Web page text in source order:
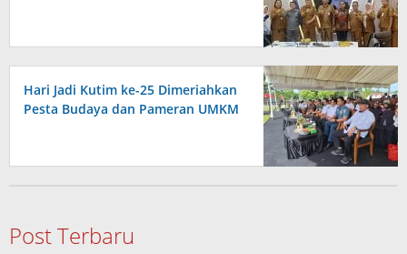
Hari Jadi Kutim ke-25 Dimeriahkan
Pesta Budaya dan Pameran UMKM
Post Terbaru